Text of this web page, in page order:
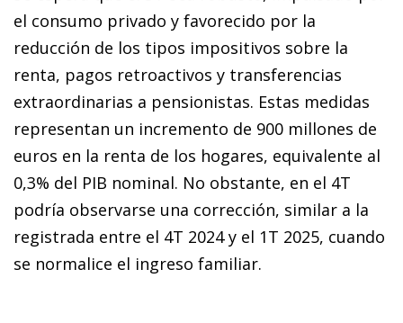
el consumo privado y favorecido por la
reducción de los tipos impositivos sobre la
renta, pagos retroactivos y transferencias
extraordinarias a pensionistas. Estas medidas
representan un incremento de 900 millones de
euros en la renta de los hogares, equivalente al
0,3% del PIB nominal. No obstante, en el 4T
podría observarse una corrección, similar a la
registrada entre el 4T 2024 y el 1T 2025, cuando
se normalice el ingreso familiar.